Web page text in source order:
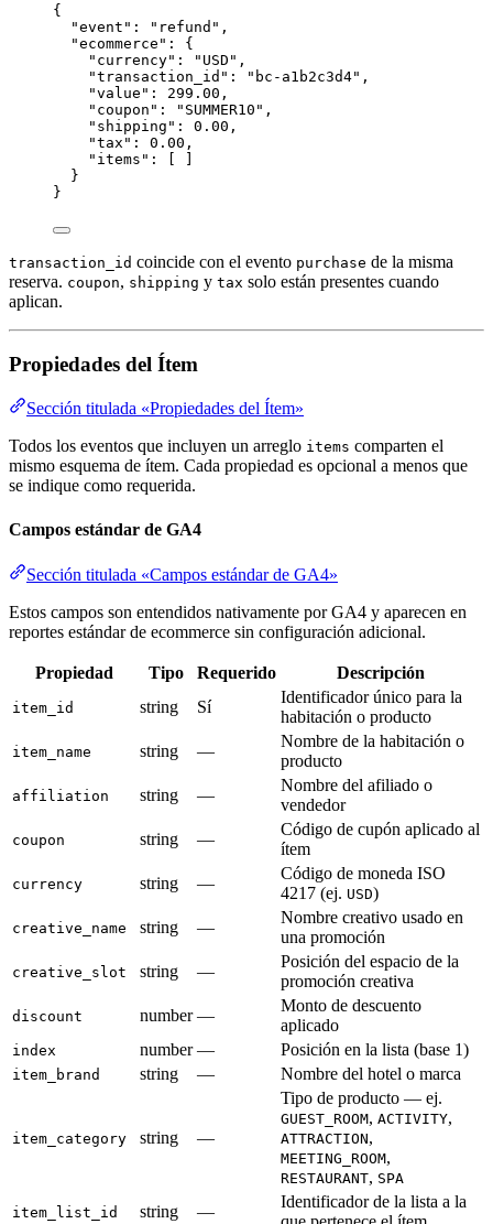
{
"event" : " refund " ,
"ecommerce" : {
"currency" : " USD " ,
"transaction_id" : " bc-a1b2c3d4" ,
"value" : 299.00 ,
"coupon" : " SUMMER10 " ,
"shipping" : 0.00 ,
"tax" : 0.00 ,
"items" : [ ]
}
}
transaction_id coincide con el evento purchase de la misma
reserva. coupon, shipping y tax solo están presentes cuando
aplican.
Propiedades del Ítem
Sección titulada «Propiedades del Ítem»
Todos los eventos que incluyen un arreglo items comparten el
mismo esquema de ítem. Cada propiedad es opcional a menos que
se indique como requerida.
Campos estándar de GA4
Sección titulada «Campos estándar de GA4»
Estos campos son entendidos nativamente por GA4 y aparecen en
reportes estándar de ecommerce sin configuración adicional.
Propiedad Tipo Requerido Descripción
item_id string Sí
Identificador único para la
habitación o producto
item_name string —
Nombre de la habitación o
producto
affiliation string —
Nombre del afiliado o
vendedor
coupon string —
Código de cupón aplicado al
ítem
currency string —
Código de moneda ISO
4217 (ej. USD)
creative_name string —
Nombre creativo usado en
una promoción
creative_slot string —
Posición del espacio de la
promoción creativa
discount number —
Monto de descuento
aplicado
index number — Posición en la lista (base 1)
item_brand string — Nombre del hotel o marca
item_category string —
Tipo de producto — ej.
GUEST_ROOM, ACTIVITY,
ATTRACTION,
MEETING_ROOM,
RESTAURANT, SPA
item_list_id string —
Identificador de la lista a la